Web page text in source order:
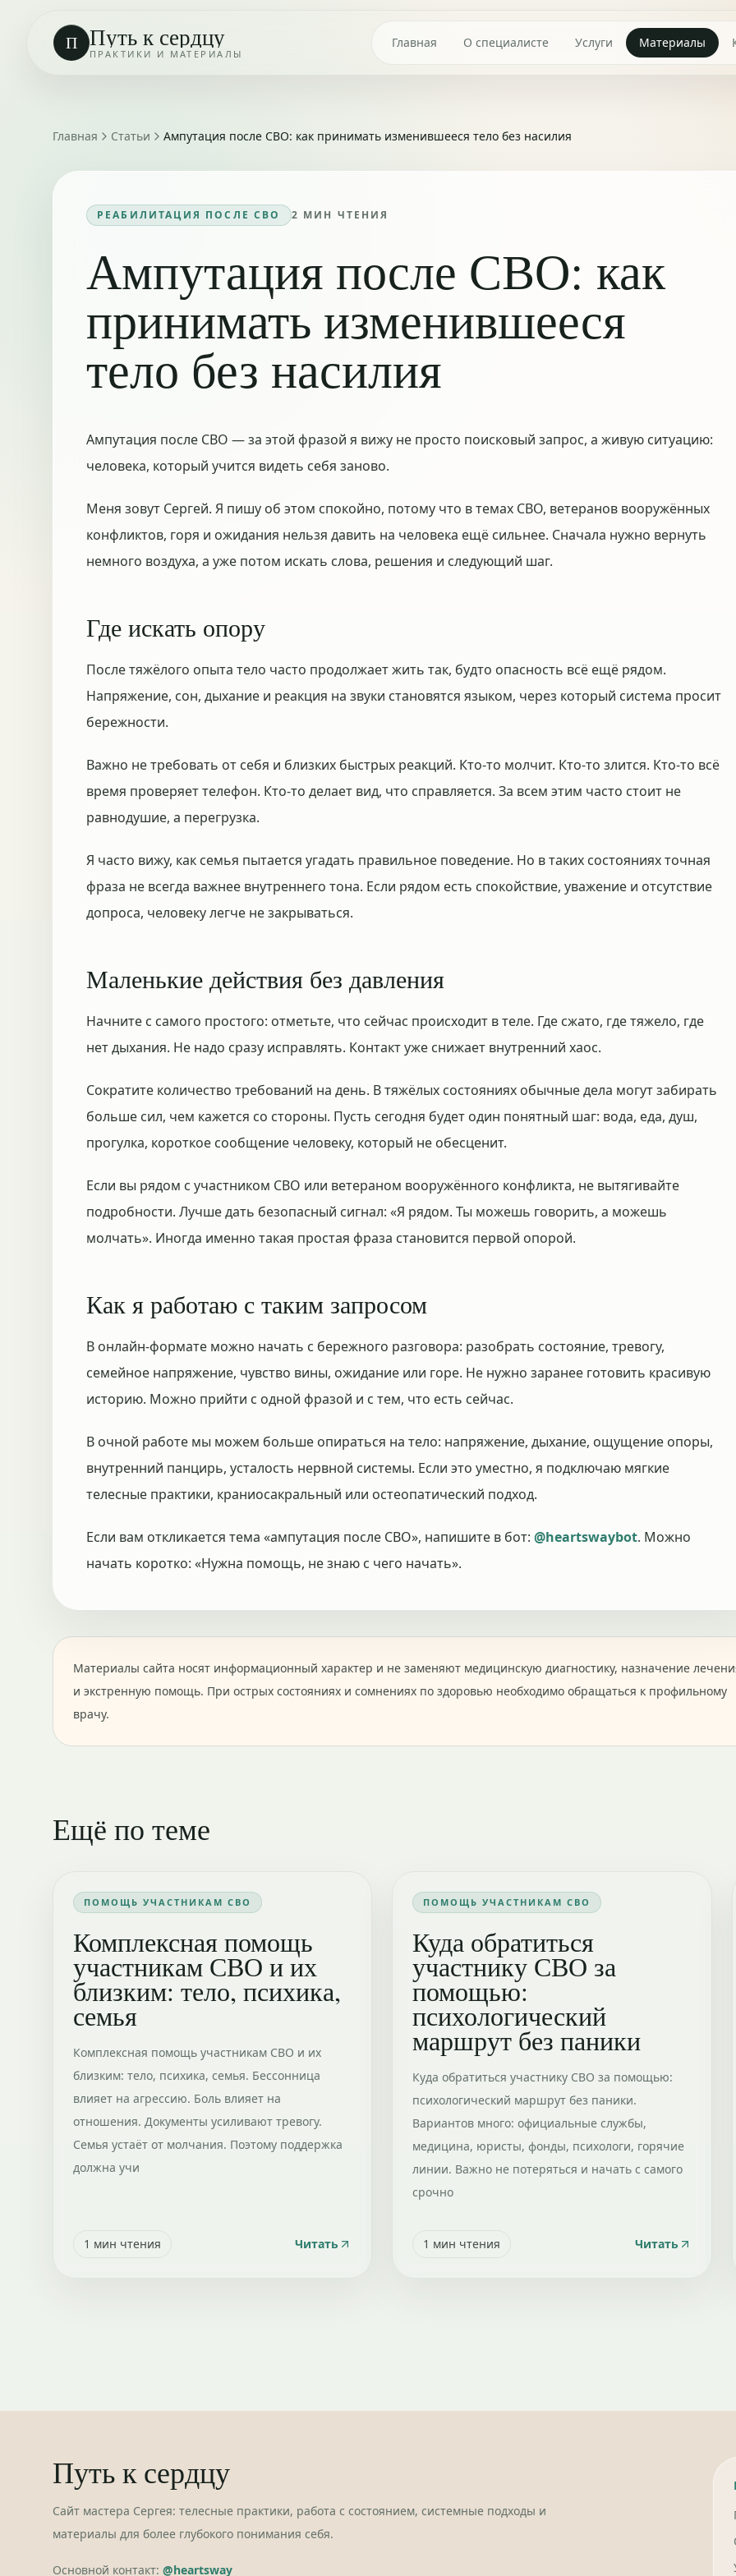
П Путь к сердцу
ПРАКТИКИ И МАТЕРИАЛЫ
Главная О специалисте Услуги Материалы
Главная Статьи Ампутация после СВО: как принимать изменившееся тело без насилия
РЕАБИЛИТАЦИЯ ПОСЛЕ СВО 2 МИН ЧТЕНИЯ
Ампутация после СВО: как
принимать изменившееся
тело без насилия
Ампутация после СВО — за этой фразой я вижу не просто поисковый запрос, а живую ситуацию:
человека, который учится видеть себя заново.
Меня зовут Сергей. Я пишу об этом спокойно, потому что в темах СВО, ветеранов вооружённых
конфликтов, горя и ожидания нельзя давить на человека ещё сильнее. Сначала нужно вернуть
немного воздуха, а уже потом искать слова, решения и следующий шаг.
Где искать опору
После тяжёлого опыта тело часто продолжает жить так, будто опасность всё ещё рядом.
Напряжение, сон, дыхание и реакция на звуки становятся языком, через который система просит
бережности.
Важно не требовать от себя и близких быстрых реакций. Кто-то молчит. Кто-то злится. Кто-то всё
время проверяет телефон. Кто-то делает вид, что справляется. За всем этим часто стоит не
равнодушие, а перегрузка.
Я часто вижу, как семья пытается угадать правильное поведение. Но в таких состояниях точная
фраза не всегда важнее внутреннего тона. Если рядом есть спокойствие, уважение и отсутствие
допроса, человеку легче не закрываться.
Маленькие действия без давления
Начните с самого простого: отметьте, что сейчас происходит в теле. Где сжато, где тяжело, где
нет дыхания. Не надо сразу исправлять. Контакт уже снижает внутренний хаос.
Сократите количество требований на день. В тяжёлых состояниях обычные дела могут забирать
больше сил, чем кажется со стороны. Пусть сегодня будет один понятный шаг: вода, еда, душ,
прогулка, короткое сообщение человеку, который не обесценит.
Если вы рядом с участником СВО или ветераном вооружённого конфликта, не вытягивайте
подробности. Лучше дать безопасный сигнал: «Я рядом. Ты можешь говорить, а можешь
молчать». Иногда именно такая простая фраза становится первой опорой.
Как я работаю с таким запросом
В онлайн-формате можно начать с бережного разговора: разобрать состояние, тревогу,
семейное напряжение, чувство вины, ожидание или горе. Не нужно заранее готовить красивую
историю. Можно прийти с одной фразой и с тем, что есть сейчас.
В очной работе мы можем больше опираться на тело: напряжение, дыхание, ощущение опоры,
внутренний панцирь, усталость нервной системы. Если это уместно, я подключаю мягкие
телесные практики, краниосакральный или остеопатический подход.
Если вам откликается тема «ампутация после СВО», напишите в бот: @heartswaybot. Можно
начать коротко: «Нужна помощь, не знаю с чего начать».
Материалы сайта носят информационный характер и не заменяют медицинскую диагностику, назначение
и экстренную помощь. При острых состояниях и сомнениях по здоровью необходимо обращаться к профильному
врачу.
Ещё по теме
ПОМОЩЬ УЧАСТНИКАМ СВО
Комплексная помощь
участникам СВО и их
близким: тело, психика,
семья
Комплексная помощь участникам СВО и их
близким: тело, психика, семья. Бессонница
влияет на агрессию. Боль влияет на
отношения. Документы усиливают тревогу.
Семья устаёт от молчания. Поэтому поддержка
должна учи
1 мин чтения Читать
ПОМОЩЬ УЧАСТНИКАМ СВО
Куда обратиться
участнику СВО за
помощью:
психологический
маршрут без паники
Куда обратиться участнику СВО за помощью:
психологический маршрут без паники.
Вариантов много: официальные службы,
медицина, юристы, фонды, психологи, горячие
линии. Важно не потеряться и начать с самого
срочно
1 мин чтения Читать
Путь к сердцу
Сайт мастера Сергея: телесные практики, работа с состоянием, системные подходы и
материалы для более глубокого понимания себя.
Основной контакт: @heartsway